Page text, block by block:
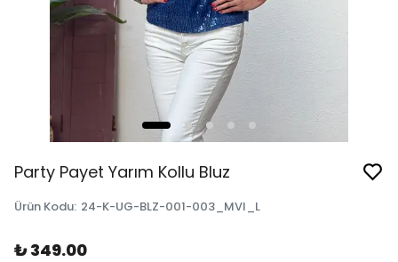
Party Payet Yarım Kollu Bluz
Ürün Kodu: 24-K-UG-BLZ-001-003_MVI_L
₺ 349.00